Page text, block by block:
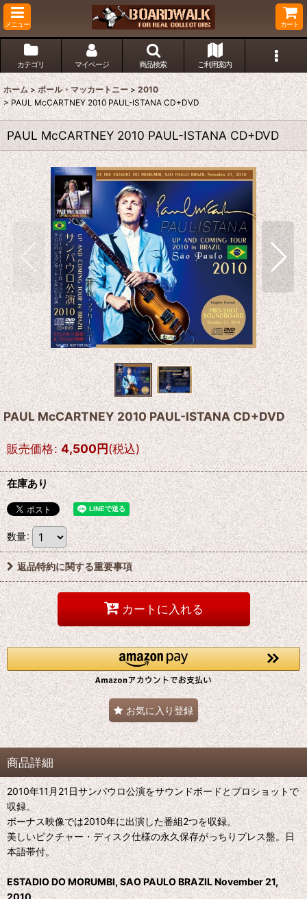
メニュー カート
カテゴリ マイページ 商品検索 ご利用案内
ホーム > ポール・マッカートニー > 2010
> PAUL McCARTNEY 2010 PAUL-ISTANA CD+DVD
PAUL McCARTNEY 2010 PAUL-ISTANA CD+DVD
PAUL McCARTNEY 2010 PAUL-ISTANA CD+DVD
販売価格: 4,500円(税込)
在庫あり
数量:
返品特約に関する重要事項
カートに入れる
お気に入り登録
商品詳細
2010年11月21日サンパウロ公演をサウンドボードとプロショットで
収録。
ボーナス映像では2010年に出演した番組2つを収録。
美しいピクチャー・ディスク仕様の永久保存がっちりプレス盤。日
本語帯付。
ESTADIO DO MORUMBI, SAO PAULO BRAZIL November 21,
2010